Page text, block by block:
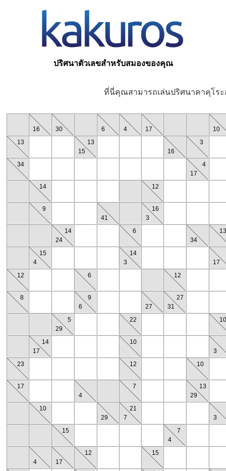
ปริศนาตัวเลขสำหรับสมองของคุณ
ที่นี่คุณสามารถเล่นปริศนาคาคุโร
16 30 6 4 17
10
13
13
15
16
3
34
4
17
14
12
9
41
16
3
14
24
6
34
15
4
14
3
17
12
6 12
8
9
6
27
27
31
5
29
22
14
17
10
3
23
12 10
17
4
7
13
29
10
29
21
7
3
15
7
4
4 17
12 15